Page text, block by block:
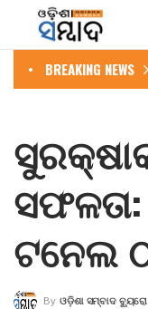
BREAKING NEWS
ଟନେଲ
By ଓଡ଼ିଶା ସମ୍ବାଦ ବ୍ୟୁରୋ